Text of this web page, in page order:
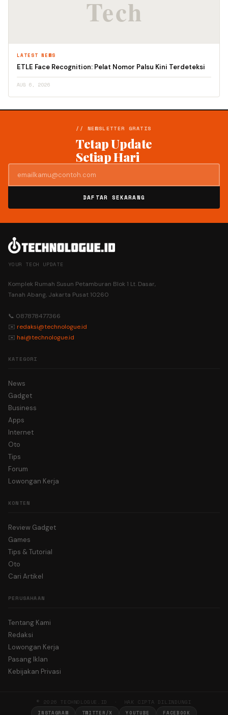
LATEST NEWS
ETLE Face Recognition: Pelat Nomor Palsu Kini Terdeteksi
AUG 6, 2026
// NEWSLETTER GRATIS
Tetap Update
Setiap Hari
DAFTAR SEKARANG
YOUR TECH UPDATE
Komplek Rumah Susun Petamburan Blok 1 Lt. Dasar,
Tanah Abang, Jakarta Pusat 10260
📞 087878477366
✉️ redaksi@technologue.id
✉️ hai@technologue.id
KATEGORI
News
Gadget
Business
Apps
Internet
Oto
Tips
Forum
Lowongan Kerja
KONTEN
Review Gadget
Games
Tips & Tutorial
Oto
Cari Artikel
PERUSAHAAN
Tentang Kami
Redaksi
Lowongan Kerja
Pasang Iklan
Kebijakan Privasi
© 2026 TECHNOLOGUE.ID · HAK CIPTA DILINDUNGI
INSTAGRAM TWITTER/X YOUTUBE FACEBOOK